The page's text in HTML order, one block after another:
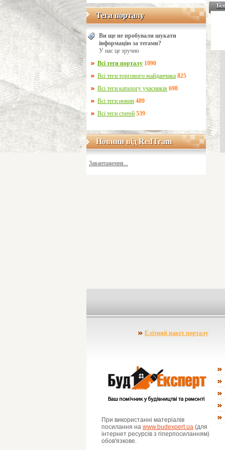
Теги порталу
Теги порталу
Ви ще не пробували шукати
інформацію за тегами?
У нас це зручно
Всі теги порталу 1090
Всі теги торгового майданчика 825
Всі теги каталогу учасників 698
Всі теги новин 489
Всі теги статей 539
Новини від RedTram
Новини від RedTram
Завантаження...
Елітний пакет порталу
При використанні матеріалів
посилання на www.budexpert.ua (для
інтернет ресурсів з гіперпосиланням)
обов'язкове.